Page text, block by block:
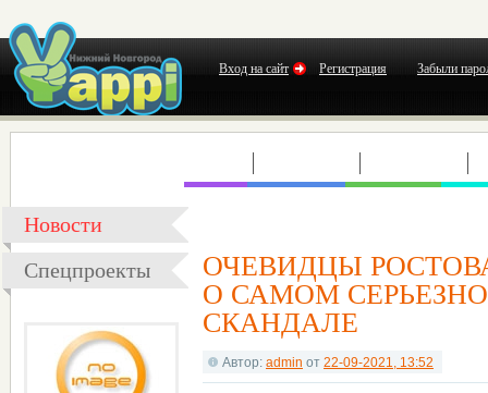
Вход на сайт Регистрация Забыли
Новости
Спецпроекты
ОЧЕВИДЦЫ
О САМОМ
СКАНДАЛЕ
Автор: admin от 22-09-2021, 13:52